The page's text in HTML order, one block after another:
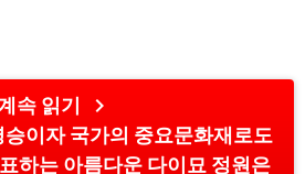
속 읽기 chevron_right
이자 국가의 중요문화재로도
하는 아름다운 다이묘 정원은